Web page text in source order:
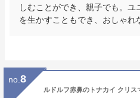
しむことができ、親子でも。
を生かすこともでき、おしゃれ
no. 8